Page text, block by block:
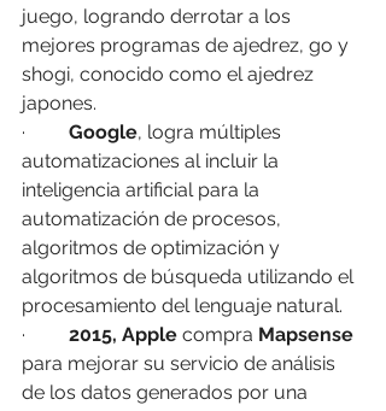
juego, logrando derrotar a los
mejores programas de ajedrez, go y
shogi, conocido como el ajedrez
japones.
· Google, logra múltiples
automatizaciones al incluir la
inteligencia artificial para la
automatización de procesos,
algoritmos de optimización y
algoritmos de búsqueda utilizando el
procesamiento del lenguaje natural.
· 2015, Apple compra Mapsense
para mejorar su servicio de análisis
de los datos generados por una